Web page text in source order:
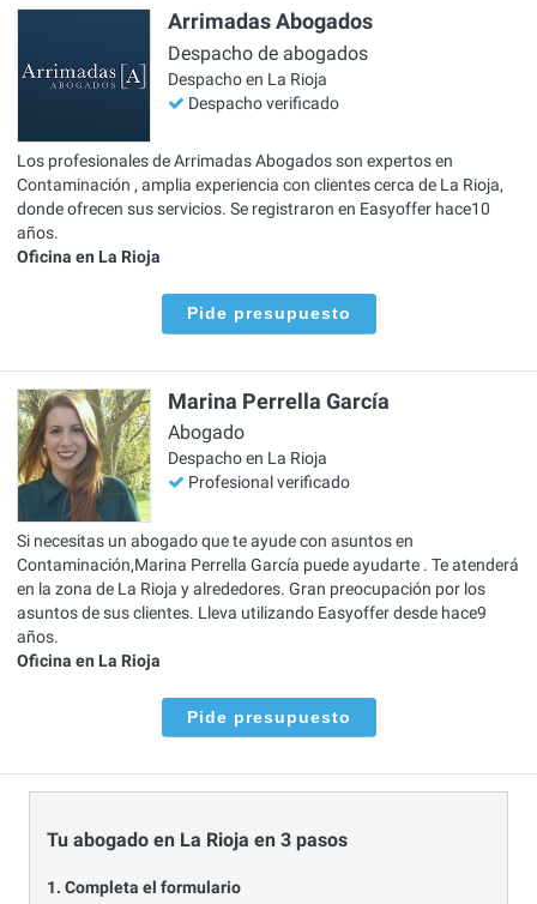
Arrimadas Abogados
Despacho de abogados
Despacho en La Rioja
Despacho verificado
Los profesionales de Arrimadas Abogados son expertos en
Contaminación , amplia experiencia con clientes cerca de La Rioja,
donde ofrecen sus servicios. Se registraron en Easyoffer hace10
años.
Oficina en La Rioja
Pide presupuesto
Marina Perrella García
Abogado
Despacho en La Rioja
Profesional verificado
Si necesitas un abogado que te ayude con asuntos en
Contaminación,Marina Perrella García puede ayudarte . Te atenderá
en la zona de La Rioja y alrededores. Gran preocupación por los
asuntos de sus clientes. Lleva utilizando Easyoffer desde hace9
años.
Oficina en La Rioja
Pide presupuesto
Tu abogado en La Rioja en 3 pasos
1. Completa el formulario